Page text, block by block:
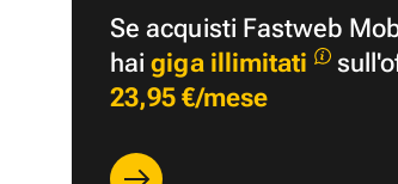
Se acquisti Fastweb
haigiga illimitati
23,95 €/mese